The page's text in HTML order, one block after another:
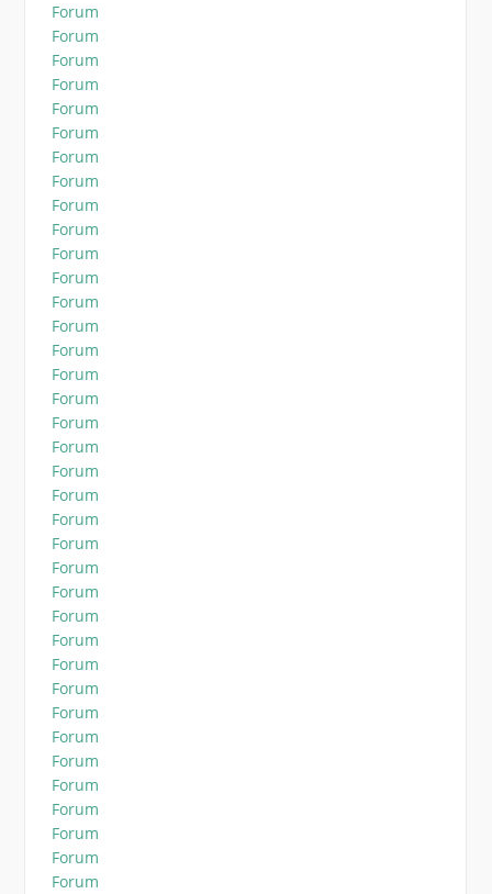
Forum
Forum
Forum
Forum
Forum
Forum
Forum
Forum
Forum
Forum
Forum
Forum
Forum
Forum
Forum
Forum
Forum
Forum
Forum
Forum
Forum
Forum
Forum
Forum
Forum
Forum
Forum
Forum
Forum
Forum
Forum
Forum
Forum
Forum
Forum
Forum
Forum